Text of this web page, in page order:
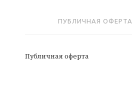
ПУБЛИЧНАЯ ОФЕРТА
Публичная оферта